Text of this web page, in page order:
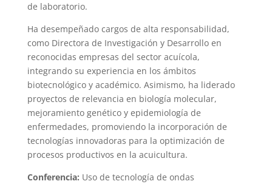
de laboratorio.
Ha desempeñado cargos de alta responsabilidad,
como Directora de Investigación y Desarrollo en
reconocidas empresas del sector acuícola,
integrando su experiencia en los ámbitos
biotecnológico y académico. Asimismo, ha liderado
proyectos de relevancia en biología molecular,
mejoramiento genético y epidemiología de
enfermedades, promoviendo la incorporación de
tecnologías innovadoras para la optimización de
procesos productivos en la acuicultura.
Conferencia: Uso de tecnología de ondas